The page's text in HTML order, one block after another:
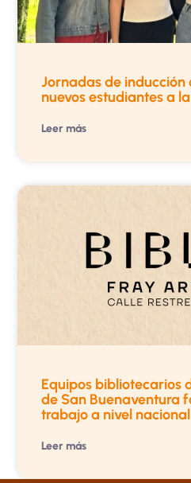
Jornadas de inducción
nuevos estudiantes a
Leer más
Equipos bibliotecarios
de San Buenaventura
trabajo a nivel nacional
Leer más